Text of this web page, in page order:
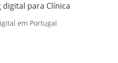
para Clínica
em Portugal